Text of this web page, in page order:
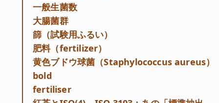
一般生菌数
大腸菌群
篩（試験用ふるい）
肥料（fertilizer）
黄色ブドウ球菌（Staphylococcus aureus）
bold
fertiliser